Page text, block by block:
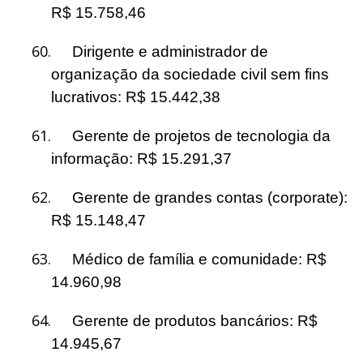
R$ 15.758,46
60.
Dirigente e administrador de
organização da sociedade civil sem fins
lucrativos: R$ 15.442,38
61.
Gerente de projetos de tecnologia da
informação: R$ 15.291,37
62.
Gerente de grandes contas (corporate):
R$ 15.148,47
63.
Médico de família e comunidade: R$
14.960,98
64.
Gerente de produtos bancários: R$
14.945,67